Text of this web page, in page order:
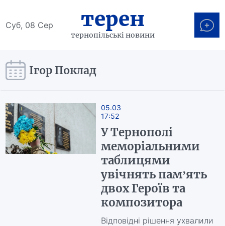
Суб, 08 Сер терен
тернопільські новини
Ігор Поклад
05.03
17:52
У Тернополі
меморіальними
таблицями
увічнять пам’ять
двох Героїв та
композитора
Відповідні рішення ухвалили